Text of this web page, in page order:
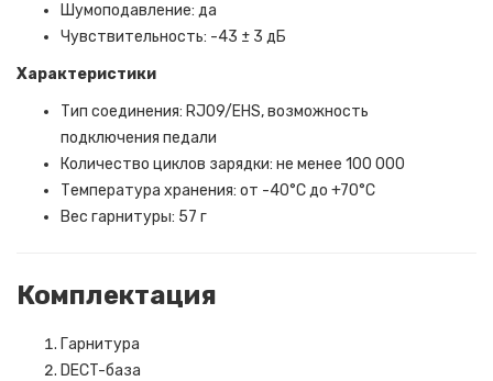
Шумоподавление: да
Чувствительность: -43 ± 3 дБ
Характеристики
Тип соединения: RJ09/EHS, возможность
подключения педали
Количество циклов зарядки: не менее 100 000
Температура хранения: от -40°C до +70°C
Вес гарнитуры: 57 г
Комплектация
Гарнитура
DECT-база